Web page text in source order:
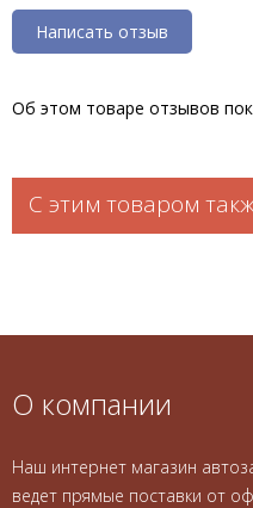
Написать отзыв
Об этом товаре отзывов
С этим товаром
О компании
Наш интернет магазин
ведет прямые поставки от